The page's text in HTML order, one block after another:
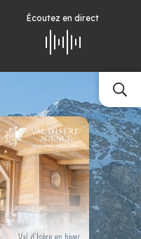
Écoutez en direct